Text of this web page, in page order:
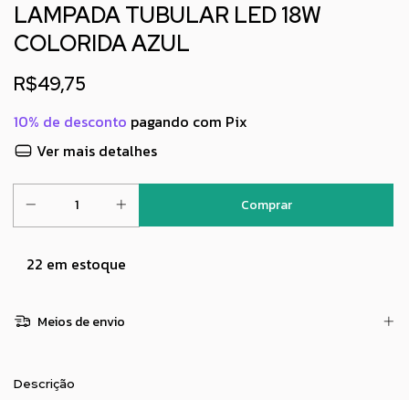
LAMPADA TUBULAR LED 18W
COLORIDA AZUL
R$49,75
10% de desconto pagando com Pix
Ver mais detalhes
22 em estoque
Meios de envio
Descrição